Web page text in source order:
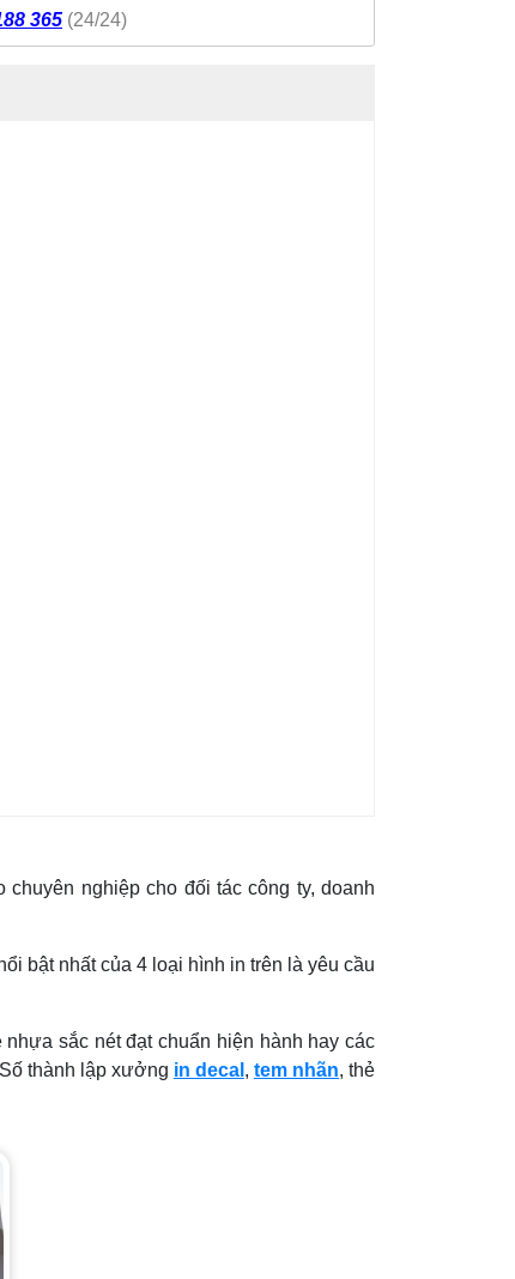
365 (24/24)
nghiệp cho đối tác công ty, doanh
bật nhất của 4 loại hình in trên là yêu cầu
sắc nét đạt chuẩn hiện hành hay các
thành lập xưởng in decal , tem nhãn, thẻ